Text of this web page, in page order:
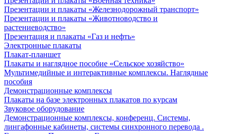
Презентации и плакаты «Железнодорожный транспорт»
Презентации и плакаты «Животноводство и
растениеводство»
Презентация и плакаты «Газ и нефть»
Электронные плакаты
Плакат-планшет
Плакаты и наглядное пособие «Сельское хозяйство»
Мультимедийные и интерактивные комплексы. Наглядные
пособия
Демонстрационные комплексы
Плакаты на базе электронных плакатов по курсам
Звуковое оборудование
Демонстрационные комплексы, конференц. Системы,
лингафонные кабинеты, системы синхронного перевода .